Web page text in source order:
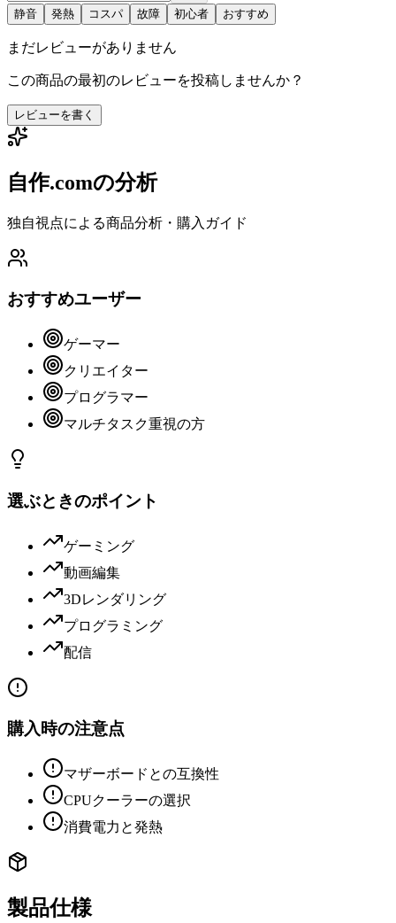
静音
発熱 コスパ 故障 初心者 おすすめ
まだレビューがありません
この商品の最初のレビューを投稿しませんか？
レビューを書く
自作.comの分析
独自視点による商品分析・購入ガイド
おすすめユーザー
ゲーマー
クリエイター
プログラマー
マルチタスク重視の方
選ぶときのポイント
ゲーミング
動画編集
3Dレンダリング
プログラミング
配信
購入時の注意点
マザーボードとの互換性
CPUクーラーの選択
消費電力と発熱
製品仕様